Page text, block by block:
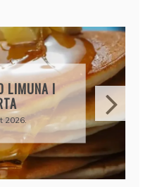
PEČENJA:
I
2026.